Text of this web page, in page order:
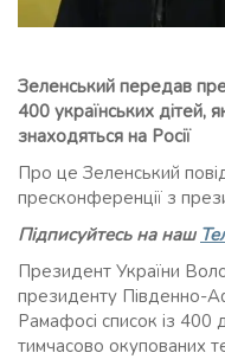
Зеленський передав
400 українських дітей,
знаходяться на Росії
Про це Зеленський
пресконференції з
Підписуйтесь на наш
Президент України
президенту Південно-
Рамафосі список із 400
тимчасово окупованих